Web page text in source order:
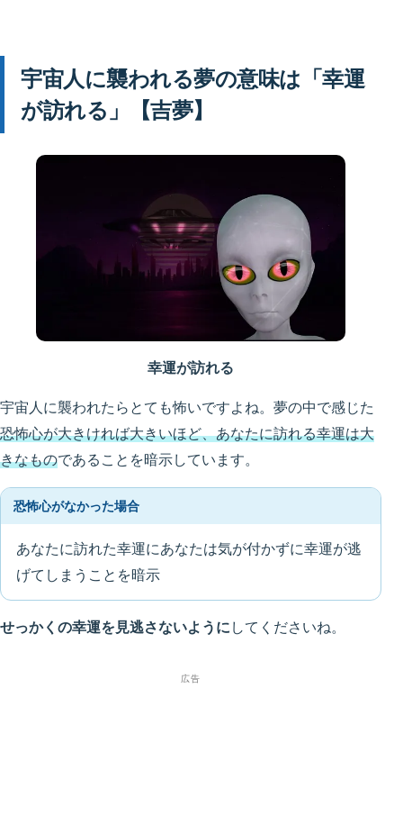
宇宙人に襲われる夢の意味は「幸運
が訪れる」【吉夢】
幸運が訪れる
宇宙人に襲われたらとても怖いですよね。夢の中で感じた
恐怖心が大きければ大きいほど、あなたに訪れる幸運は大
きなものであることを暗示しています。
恐怖心がなかった場合
あなたに訪れた幸運にあなたは気が付かずに幸運が逃
げてしまうことを暗示
せっかくの幸運を見逃さないように してくださいね。
広告